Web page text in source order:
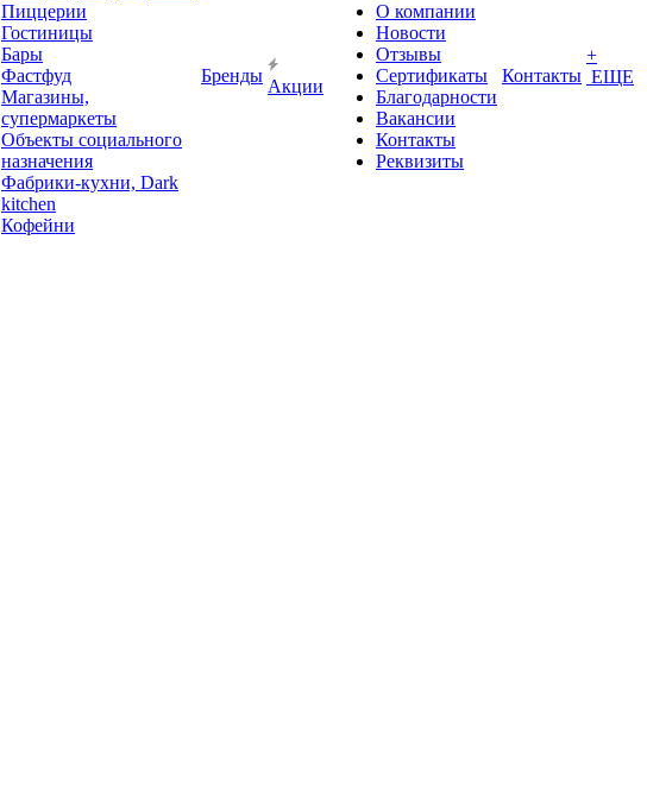
Пиццерии
Гостиницы
Бары
Фастфуд
Магазины,
супермаркеты
Объекты социального
назначения
Фабрики-кухни, Dark
kitchen
Кофейни
Бренды
Акции
О компании
Новости
Отзывы
Сертификаты
Благодарности
Вакансии
Контакты
Реквизиты
Контакты
+
ЕЩЕ